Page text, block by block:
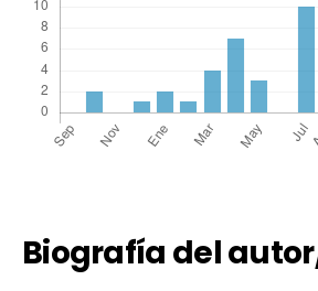
Biografía del